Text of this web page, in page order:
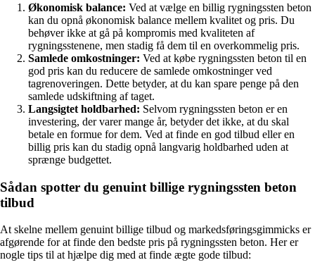
Økonomisk balance: Ved at vælge en billig rygningssten beton
kan du opnå økonomisk balance mellem kvalitet og pris. Du
behøver ikke at gå på kompromis med kvaliteten af
rygningsstenene, men stadig få dem til en overkommelig pris.
Samlede omkostninger: Ved at købe rygningssten beton til en
god pris kan du reducere de samlede omkostninger ved
tagrenoveringen. Dette betyder, at du kan spare penge på den
samlede udskiftning af taget.
Langsigtet holdbarhed: Selvom rygningssten beton er en
investering, der varer mange år, betyder det ikke, at du skal
betale en formue for dem. Ved at finde en god tilbud eller en
billig pris kan du stadig opnå langvarig holdbarhed uden at
sprænge budgettet.
Sådan spotter du genuint billige rygningssten beton
tilbud
At skelne mellem genuint billige tilbud og markedsføringsgimmicks er
afgørende for at finde den bedste pris på rygningssten beton. Her er
nogle tips til at hjælpe dig med at finde ægte gode tilbud: